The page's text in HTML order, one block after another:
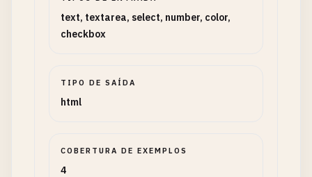
text, textarea, select, number, color,
checkbox
TIPO DE SAÍDA
html
COBERTURA DE EXEMPLOS
4